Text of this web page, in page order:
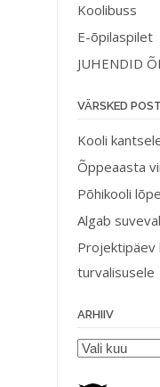
Koolibuss
E-õpilaspilet
JUHENDID
VÄRSKED
Kooli
Õppeaasta
Põhikooli
Algab
Projektipäev
turvalisusele
ARHIIV
Arhiiv